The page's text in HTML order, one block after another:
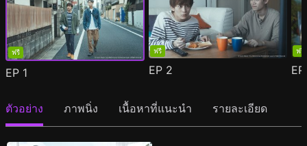
ฟรี
EP 1
ฟรี
EP 2
ฟรี
ตัวอย่าง ภาพนิ่ง เนื้อหาที่แนะนำ รายละเอียด